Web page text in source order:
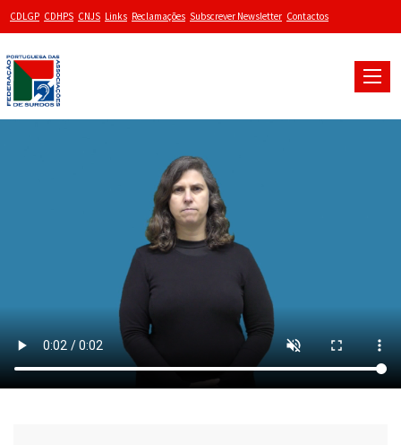
CDLGP CDHPS CNJS Links Reclamações Subscrever Newsletter Contactos
Toggle